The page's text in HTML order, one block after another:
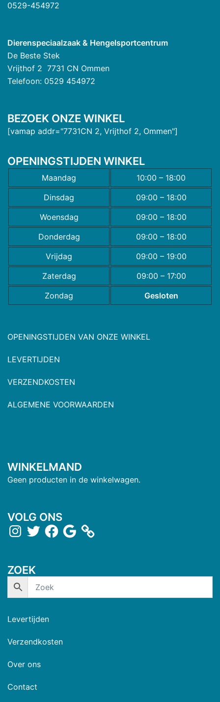
0529-454972
Dierenspeciaalzaak & Hengelsportcentrum
De Beste Stek
Vrijthof 2 7731 CN Ommen
Telefoon: 0529 454972
BEZOEK ONZE WINKEL
[vamap addr="7731CN 2, Vrijthof 2, Ommen"]
OPENINGSTIJDEN WINKEL
Maandag
10:00 – 18:00
Dinsdag
09:00 – 18:00
Woensdag
09:00 – 18:00
Donderdag
09:00 – 18:00
Vrijdag
09:00 – 19:00
Zaterdag
09:00 – 17:00
Zondag
Gesloten
OPENINGSTIJDEN VAN ONZE WINKEL
LEVERTIJDEN
VERZENDKOSTEN
ALGEMENE VOORWAARDEN
WINKELMAND
Geen producten in de winkelwagen.
VOLG ONS
ZOEK
Levertijden
Verzendkosten
Over ons
Contact